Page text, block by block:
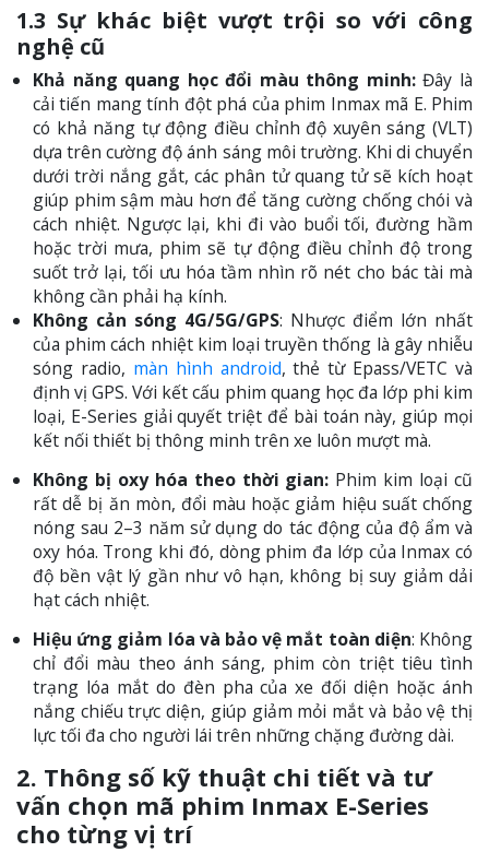
1.3 Sự khác biệt vượt trội so với công
nghệ cũ
Khả năng quang học đổi màu thông minh:Đây là
cải tiến mang tính đột phá của phim Inmax mã E. Phim
có khả năng tự động điều chỉnh độ xuyên sáng (VLT)
dựa trên cường độ ánh sáng môi trường. Khi di chuyển
dưới trời nắng gắt, các phân tử quang tử sẽ kích hoạt
giúp phim sậm màu hơn để tăng cường chống chói và
cách nhiệt. Ngược lại, khi đi vào buổi tối, đường hầm
hoặc trời mưa, phim sẽ tự động điều chỉnh độ trong
suốt trở lại, tối ưu hóa tầm nhìn rõ nét cho bác tài mà
không cần phải hạ kính.
Không cản sóng 4G/5G/GPS: Nhược điểm lớn nhất
của phim cách nhiệt kim loại truyền thống là gây nhiễu
sóng radio, màn hình android, thẻ từ Epass/VETC và
định vị GPS. Với kết cấu phim quang học đa lớp phi kim
loại, E-Series giải quyết triệt để bài toán này, giúp mọi
kết nối thiết bị thông minh trên xe luôn mượt mà.
Không bị oxy hóa theo thời gian: Phim kim loại cũ
rất dễ bị ăn mòn, đổi màu hoặc giảm hiệu suất chống
nóng sau 2–3 năm sử dụng do tác động của độ ẩm và
oxy hóa. Trong khi đó, dòng phim đa lớp của Inmax có
độ bền vật lý gần như vô hạn, không bị suy giảm dải
hạt cách nhiệt.
Hiệu ứng giảm lóa và bảo vệ mắt toàn diện: Không
chỉ đổi màu theo ánh sáng, phim còn triệt tiêu tình
trạng lóa mắt do đèn pha của xe đối diện hoặc ánh
nắng chiếu trực diện, giúp giảm mỏi mắt và bảo vệ thị
lực tối đa cho người lái trên những chặng đường dài.
2. Thông số kỹ thuật chi tiết và tư
vấn chọn mã phim Inmax E-Series
cho từng vị trí